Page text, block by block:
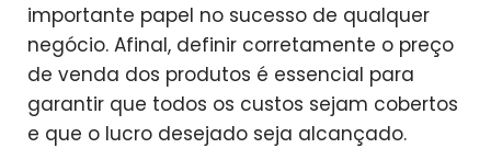
importante papel no sucesso de qualquer
negócio. Afinal, definir corretamente o preço
de venda dos produtos é essencial para
garantir que todos os custos sejam cobertos
e que o lucro desejado seja alcançado.